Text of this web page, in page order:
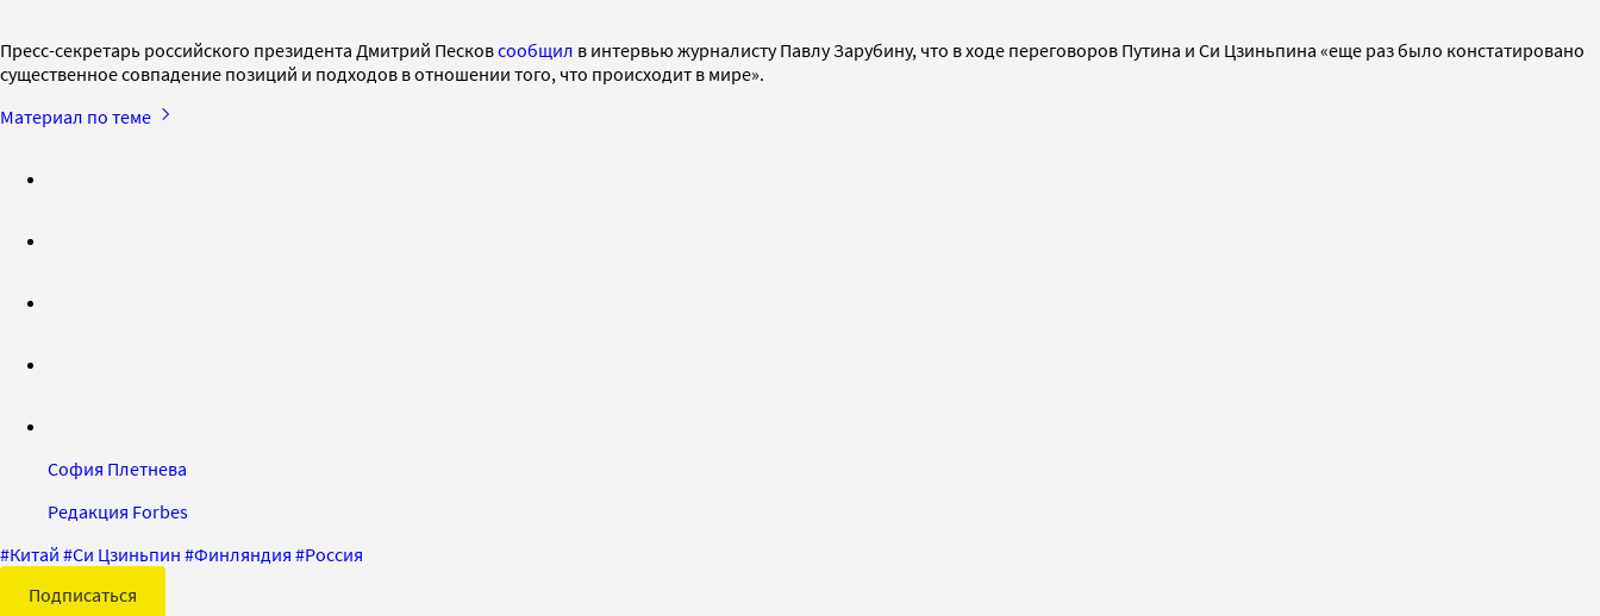
Пресс-секретарь российского президента Дмитрий Песковсообщил в интервью журналисту Павлу Зарубину, что в ходе переговоров Путина и Си Цзиньпина «еще раз было констатировано
существенное совпадение позиций и подходов в отношении того, что происходит в мире».
Материал по теме
София Плетнева
Редакция Forbes
#Китай #Си Цзиньпин #Финляндия #Россия
Подписаться